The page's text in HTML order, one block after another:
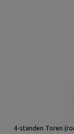
4-standen Toren